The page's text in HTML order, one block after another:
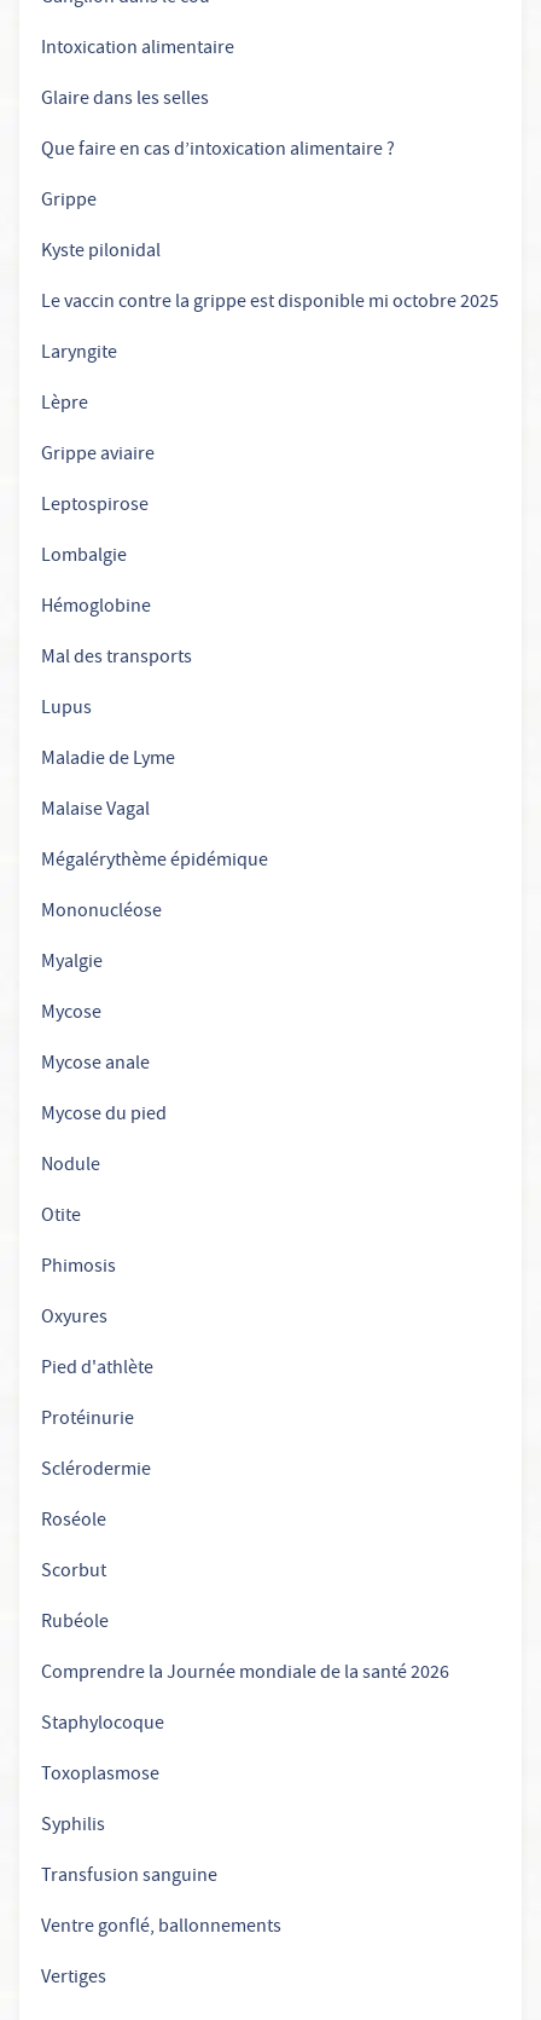
Intoxication alimentaire
Glaire dans les selles
Que faire en cas d’intoxication alimentaire ?
Grippe
Kyste pilonidal
Le vaccin contre la grippe est disponible mi octobre 2025
Laryngite
Lèpre
Grippe aviaire
Leptospirose
Lombalgie
Hémoglobine
Mal des transports
Lupus
Maladie de Lyme
Malaise Vagal
Mégalérythème épidémique
Mononucléose
Myalgie
Mycose
Mycose anale
Mycose du pied
Nodule
Otite
Phimosis
Oxyures
Pied d'athlète
Protéinurie
Sclérodermie
Roséole
Scorbut
Rubéole
Comprendre la Journée mondiale de la santé 2026
Staphylocoque
Toxoplasmose
Syphilis
Transfusion sanguine
Ventre gonflé, ballonnements
Vertiges